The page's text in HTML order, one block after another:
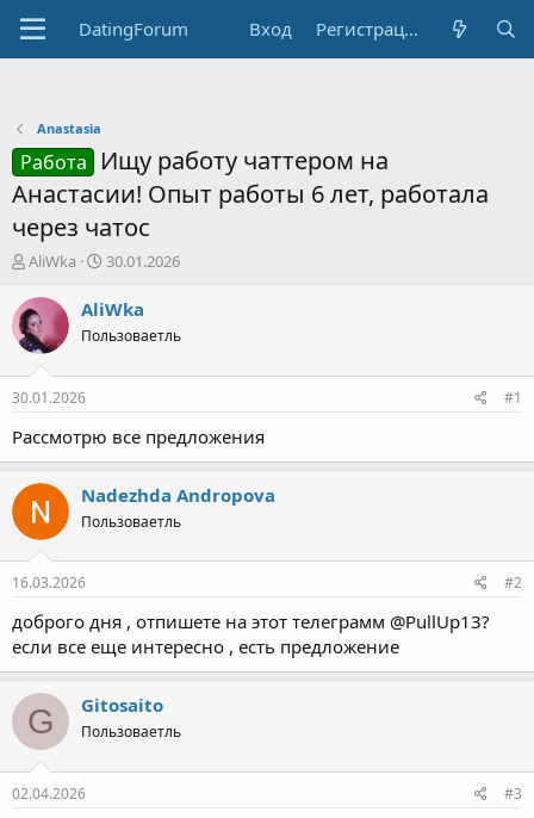
DatingForum Вход Регистрация
Anastasia
Работа
Ищу работу чаттером на
Анастасии! Опыт работы 6 лет, работала
через чатос
А
т
о
р
е
м
ы
AliWka
Д
т
н
л
30.01.2026
AliWka
Пользоваетль
30.01.2026 #1
Рассмотрю все предложения
Nadezhda Andropova
Пользоваетль
16.03.2026 #2
доброго дня , отпишете на этот телеграмм @PullUp13?
если все еще интересно , есть предложение
G Gitosaito
Пользоваетль
02.04.2026 #3